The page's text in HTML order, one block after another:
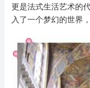
更是法式生活艺术的
入了一个梦幻的世界